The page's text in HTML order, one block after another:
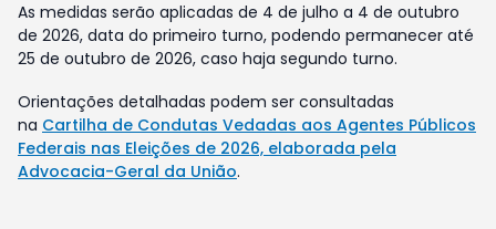
As medidas serão aplicadas de 4 de julho a 4 de outubro
de 2026, data do primeiro turno, podendo permanecer até
25 de outubro de 2026, caso haja segundo turno.
Orientações detalhadas podem ser consultadas
na Cartilha de Condutas Vedadas aos Agentes Públicos
Federais nas Eleições de 2026, elaborada pela
Advocacia-Geral da União.